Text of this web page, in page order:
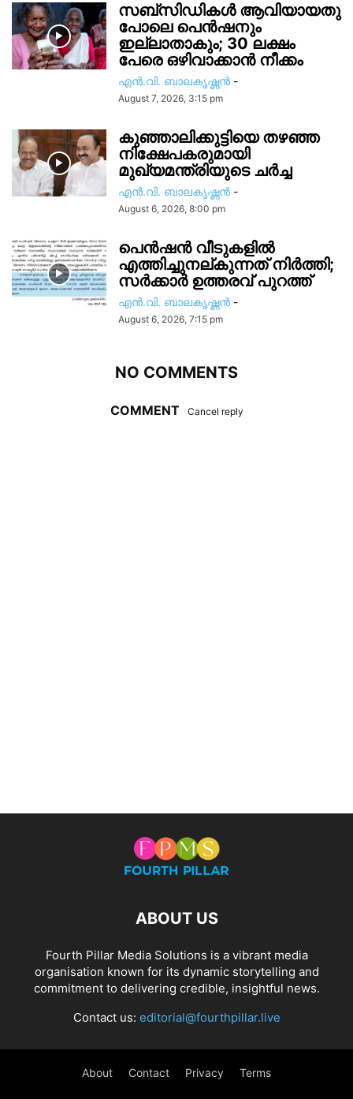
സബ്സിഡികൾ ആവിയായതു
പോലെ പെൻഷനും
ഇല്ലാതാകും; 30 ലക്ഷം
പേരെ ഒഴിവാക്കാൻ നീക്കം
എൻ.വി. ബാലകൃഷ്ണൻ -
August 7, 2026, 3:15 pm
കുഞ്ഞാലിക്കുട്ടിയെ തഴഞ്ഞ
നിക്ഷേപകരുമായി
മുഖ്യമന്ത്രിയുടെ ചർച്ച
എൻ.വി. ബാലകൃഷ്ണൻ -
August 6, 2026, 8:00 pm
പെൻഷൻ വീടുകളിൽ
എത്തിച്ചുനല്കുന്നത് നിർത്തി;
സര്‍ക്കാർ ഉത്തരവ് പുറത്ത്
എൻ.വി. ബാലകൃഷ്ണൻ -
August 6, 2026, 7:15 pm
NO COMMENTS
COMMENT Cancel reply
ABOUT US
Fourth Pillar Media Solutions is a vibrant media
organisation known for its dynamic storytelling and
commitment to delivering credible, insightful news.
Contact us: editorial@fourthpillar.live
About Contact Privacy Terms